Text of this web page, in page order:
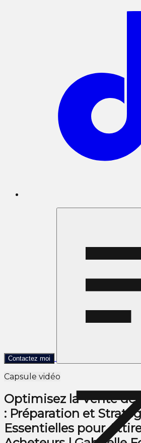
Contactez moi
Capsule vidéo
Optimisez la Vente de
: Préparation et
Essentielles pour